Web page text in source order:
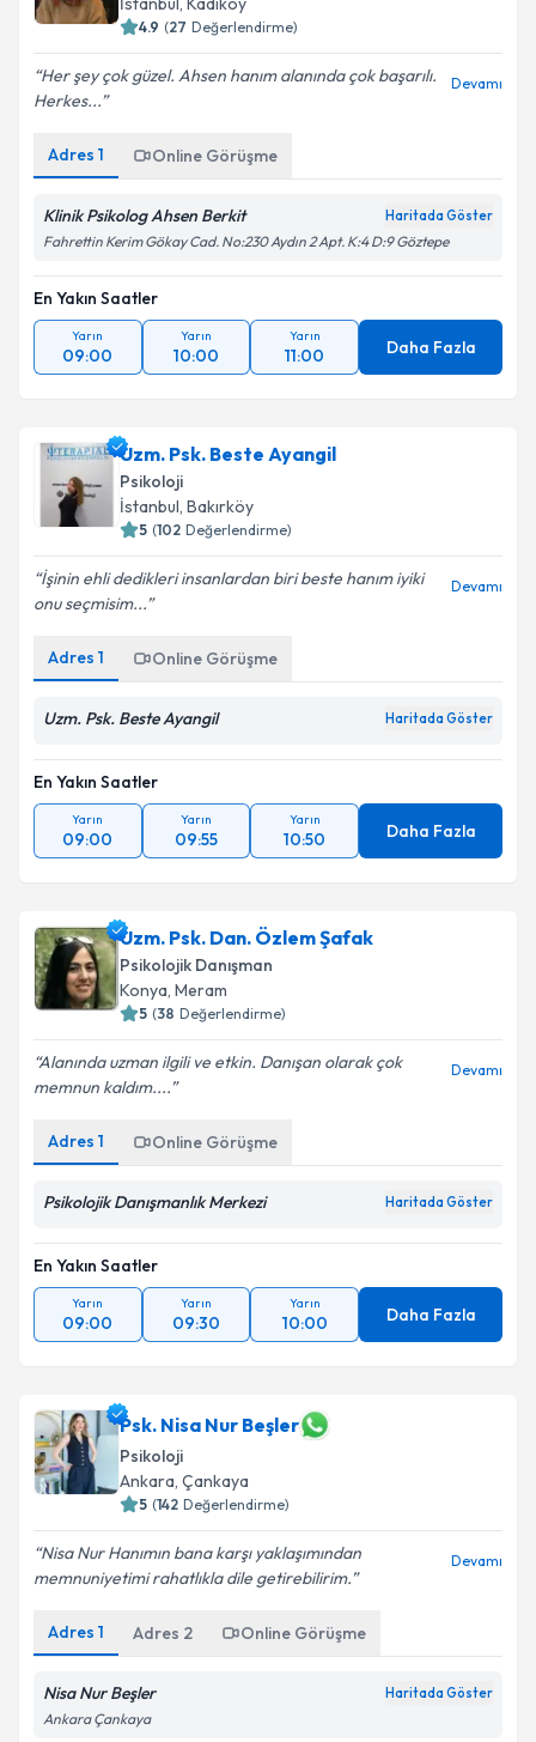
4.9 (27 Değerlendirme)
Her şey çok güzel. Ahsen hanım alanında çok başarılı.
Herkes...
Devamı
Adres 1 Online Görüşme
Klinik Psikolog Ahsen Berkit Haritada Göster
Fahrettin Kerim Gökay Cad. No:230 Aydın 2 Apt. K:4 D:9 Göztepe
En Yakın Saatler
Yarın
09:00
Yarın
10:00
Yarın
11:00 Daha Fazla
Uzm. Psk. Beste Ayangil
Psikoloji
İstanbul, Bakırköy
5 (102 Değerlendirme)
İşinin ehli dedikleri insanlardan biri beste hanım iyiki
onu seçmisim...
Devamı
Adres 1 Online Görüşme
Uzm. Psk. Beste Ayangil Haritada Göster
En Yakın Saatler
Yarın
09:00
Yarın
09:55
Yarın
10:50 Daha Fazla
Uzm. Psk. Dan. Özlem Şafak
Psikolojik Danışman
Konya, Meram
5 (38 Değerlendirme)
Alanında uzman ilgili ve etkin. Danışan olarak çok
memnun kaldım....
Devamı
Adres 1 Online Görüşme
Psikolojik Danışmanlık Merkezi Haritada Göster
En Yakın Saatler
Yarın
09:00
Yarın
09:30
Yarın
10:00 Daha Fazla
Psk. Nisa Nur Beşler
Psikoloji
Ankara, Çankaya
5 (142 Değerlendirme)
Nisa Nur Hanımın bana karşı yaklaşımından
memnuniyetimi rahatlıkla dile getirebilirim.
Devamı
Adres 1 Adres 2 Online Görüşme
Nisa Nur Beşler Haritada Göster
Ankara Çankaya